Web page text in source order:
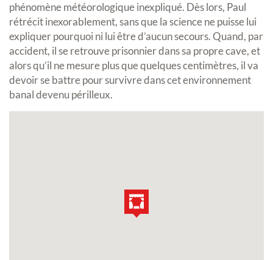
phénomène météorologique inexpliqué. Dès lors, Paul
rétrécit inexorablement, sans que la science ne puisse lui
expliquer pourquoi ni lui être d’aucun secours. Quand, par
accident, il se retrouve prisonnier dans sa propre cave, et
alors qu’il ne mesure plus que quelques centimètres, il va
devoir se battre pour survivre dans cet environnement
banal devenu périlleux.